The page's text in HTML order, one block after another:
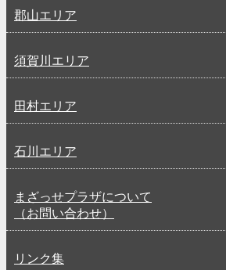
郡山エリア
須賀川エリア
田村エリア
石川エリア
まざっせプラザについて
（お問い合わせ）
リンク集